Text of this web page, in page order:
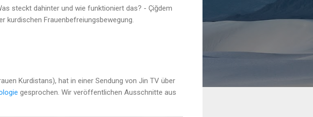
steckt dahinter und wie funktioniert das? - Çiğdem
kurdischen Frauenbefreiungsbewegung.
Kurdistans), hat in einer Sendung von Jin TV über
gesprochen. Wir veröffentlichen Ausschnitte aus